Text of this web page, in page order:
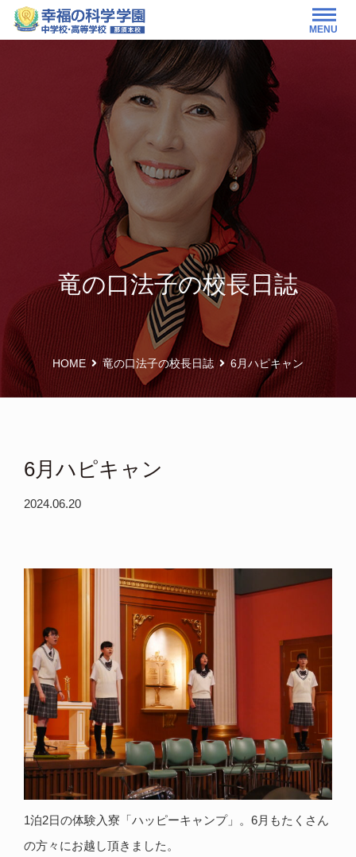
MENU
竜の口法子の校長日誌
HOME 竜の口法子の校長日誌 6月ハピキャン
6月ハピキャン
2024.06.20
1泊2日の体験入寮「ハッピーキャンプ」。6月もたくさん
の方々にお越し頂きました。